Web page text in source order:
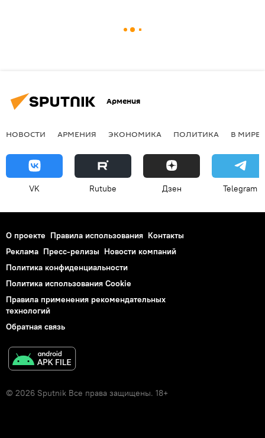
Армения
НОВОСТИ АРМЕНИЯ ЭКОНОМИКА ПОЛИТИКА В МИРЕ
VK Rutube Дзен Telegram
О проекте Правила использования Контакты
Реклама Пресс-релизы Новости компаний
Политика конфиденциальности
Политика использования Cookie
Правила применения рекомендательных
технологий
Обратная связь
© 2026 Sputnik Все права защищены. 18+